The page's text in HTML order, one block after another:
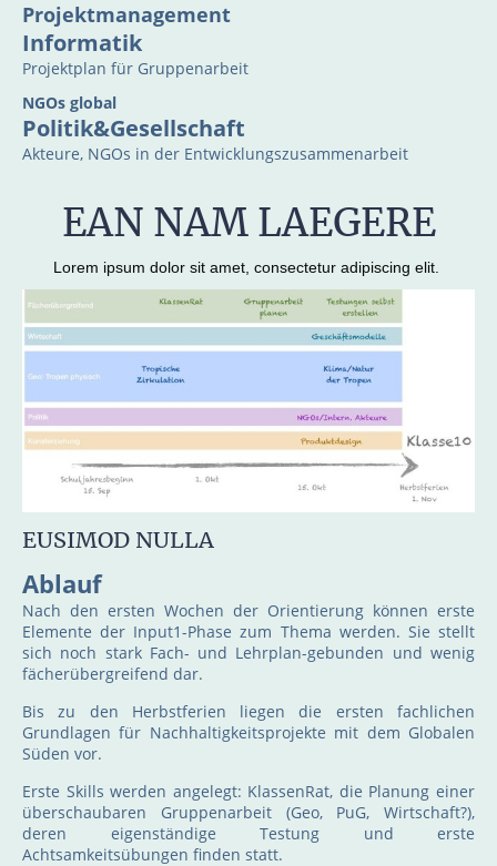
Projektmanagement
Informatik
Projektplan für Gruppenarbeit
NGOs global
Politik&Gesellschaft
Akteure, NGOs in der Entwicklungszusammenarbeit
EAN NAM LAEGERE
Lorem ipsum dolor sit amet, consectetur adipiscing elit.
EUSIMOD NULLA
Ablauf
Nach den ersten Wochen der Orientierung können erste
Elemente der Input1-Phase zum Thema werden. Sie stellt
sich noch stark Fach- und Lehrplan-gebunden und wenig
fächerübergreifend dar.
Bis zu den Herbstferien liegen die ersten fachlichen
Grundlagen für Nachhaltigkeitsprojekte mit dem Globalen
Süden vor.
Erste Skills werden angelegt: KlassenRat, die Planung einer
überschaubaren Gruppenarbeit (Geo, PuG, Wirtschaft?),
deren eigenständige Testung und erste
Achtsamkeitsübungen finden statt.